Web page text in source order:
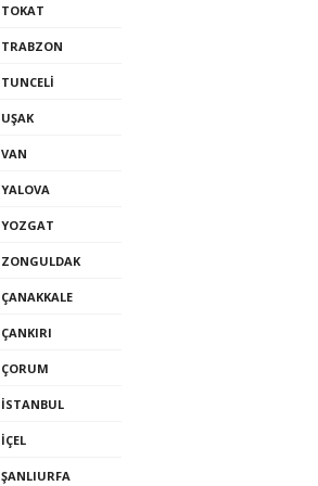
TOKAT
TRABZON
TUNCELİ
UŞAK
VAN
YALOVA
YOZGAT
ZONGULDAK
ÇANAKKALE
ÇANKIRI
ÇORUM
İSTANBUL
İÇEL
ŞANLIURFA